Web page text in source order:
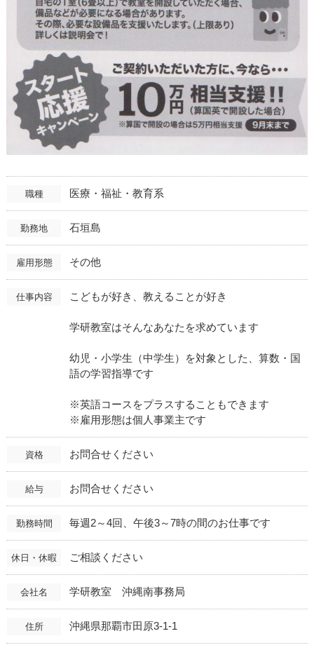
職種 医療・福祉・教育系
勤務地 石垣島
雇用形態 その他
仕事内容 こどもが好き、教えることが好き
学研教室はそんなあなたを求めています
幼児・小学生（中学生）を対象とした、算数・国
語の学習指導です
※英語コースをプラスすることもできます
※雇用形態は個人事業主です
資格 お問合せください
給与 お問合せください
勤務時間 毎週2～4回、午後3～7時の間のお仕事です
休日・休暇 ご相談ください
会社名 学研教室 沖縄南事務局
住所 沖縄県那覇市田原3-1-1